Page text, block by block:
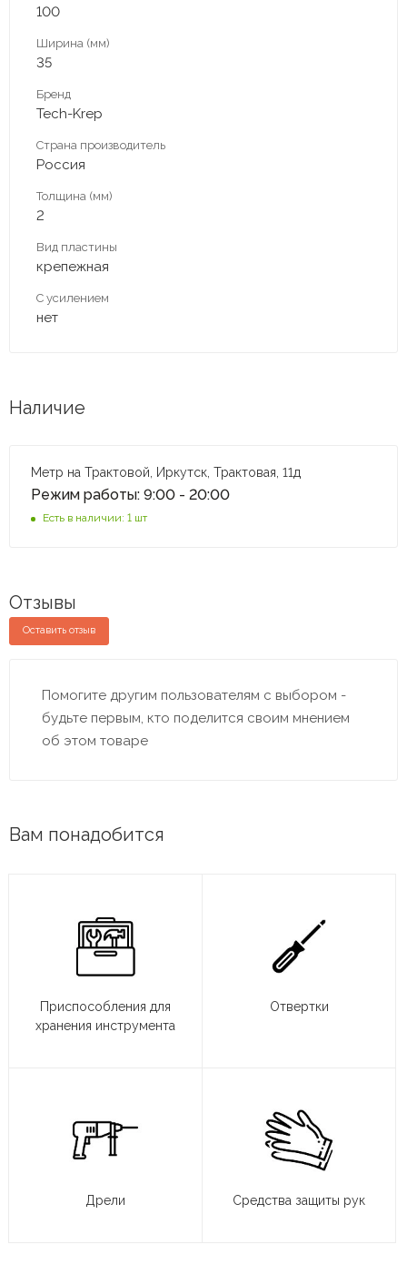
100
Ширина (мм)
35
Бренд
Tech-Krep
Страна производитель
Россия
Толщина (мм)
2
Вид пластины
крепежная
С усилением
нет
Наличие
Метр на Трактовой, Иркутск, Трактовая, 11д
Режим работы: 9:00 - 20:00
Есть в наличии: 1 шт
Отзывы
Оставить отзыв
Помогите другим пользователям с выбором -
будьте первым, кто поделится своим мнением
об этом товаре
Вам понадобится
Приспособления для
хранения инструмента
Отвертки
Дрели Средства защиты рук